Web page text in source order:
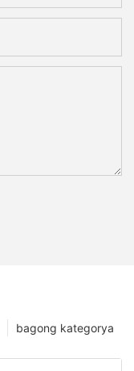
bagong kategorya